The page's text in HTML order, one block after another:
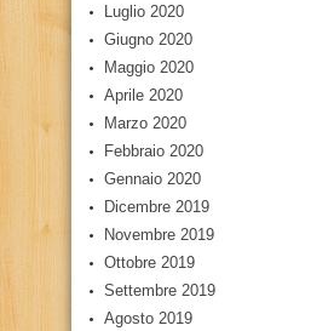
Luglio 2020
Giugno 2020
Maggio 2020
Aprile 2020
Marzo 2020
Febbraio 2020
Gennaio 2020
Dicembre 2019
Novembre 2019
Ottobre 2019
Settembre 2019
Agosto 2019